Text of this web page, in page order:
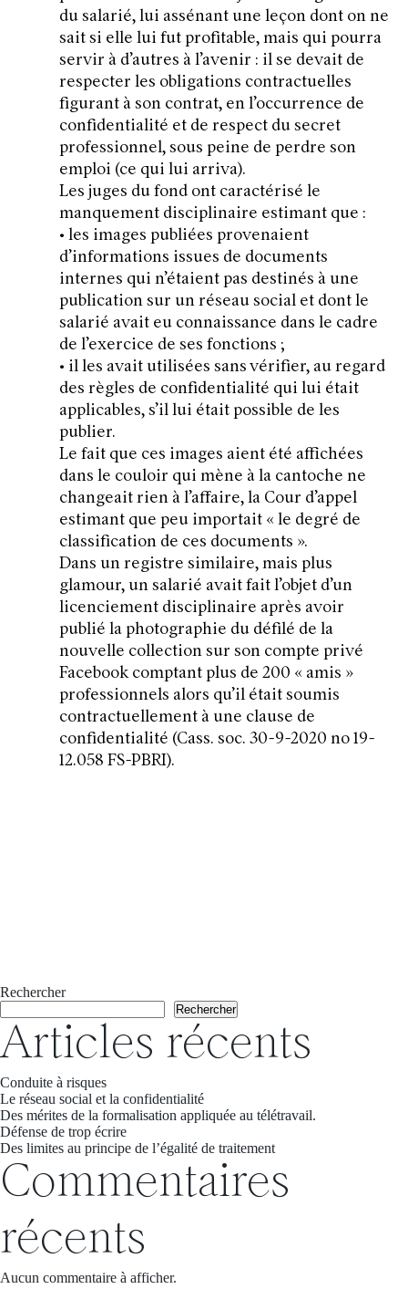
du salarié, lui assénant une leçon dont on ne
sait si elle lui fut profitable, mais qui pourra
servir à d’autres à l’avenir : il se devait de
respecter les obligations contractuelles
figurant à son contrat, en l’occurrence de
confidentialité et de respect du secret
professionnel, sous peine de perdre son
emploi (ce qui lui arriva).
Les juges du fond ont caractérisé le
manquement disciplinaire estimant que :
• les images publiées provenaient
d’informations issues de documents
internes qui n’étaient pas destinés à une
publication sur un réseau social et dont le
salarié avait eu connaissance dans le cadre
de l’exercice de ses fonctions ;
• il les avait utilisées sans vérifier, au regard
des règles de confidentialité qui lui était
applicables, s’il lui était possible de les
publier.
Le fait que ces images aient été affichées
dans le couloir qui mène à la cantoche ne
changeait rien à l’affaire, la Cour d’appel
estimant que peu importait « le degré de
classification de ces documents ».
Dans un registre similaire, mais plus
glamour, un salarié avait fait l’objet d’un
licenciement disciplinaire après avoir
publié la photographie du défilé de la
nouvelle collection sur son compte privé
Facebook comptant plus de 200 « amis »
professionnels alors qu’il était soumis
contractuellement à une clause de
confidentialité (Cass. soc. 30-9-2020 no 19-
12.058 FS-PBRI).
Rechercher
Rechercher
Articles récents
Conduite à risques
Le réseau social et la confidentialité
Des mérites de la formalisation appliquée au télétravail.
Défense de trop écrire
Des limites au principe de l’égalité de traitement
Commentaires
récents
Aucun commentaire à afficher.